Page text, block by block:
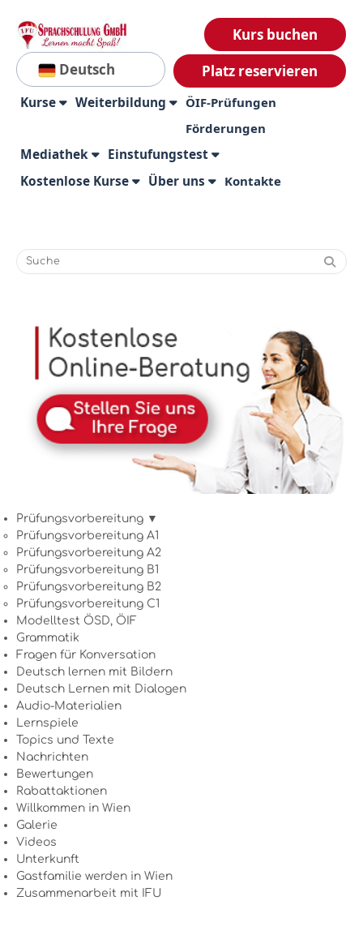
Deutsch
Kurs buchen
Platz reservieren
Kurse Weiterbildung
ÖIF-Prüfungen
Förderungen
Mediathek
Einstufungstest
Kostenlose Kurse
Über uns Kontakte
Prüfungsvorbereitung ▼
Prüfungsvorbereitung A1
Prüfungsvorbereitung A2
Prüfungsvorbereitung B1
Prüfungsvorbereitung B2
Prüfungsvorbereitung C1
Modelltest ÖSD, ÖIF
Grammatik
Fragen für Konversation
Deutsch lernen mit Bildern
Deutsch Lernen mit Dialogen
Audio-Materialien
Lernspiele
Topics und Texte
Nachrichten
Bewertungen
Rabattaktionen
Willkommen in Wien
Galerie
Videos
Unterkunft
Gastfamilie werden in Wien
Zusammenarbeit mit IFU